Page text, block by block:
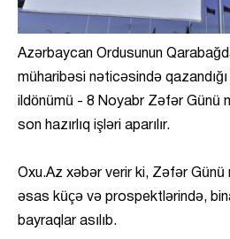
Azərbaycan Ordusunun
müharibəsi nəticəsində
ildönümü - 8 Noyabr Zəfər Günü
son hazırlıq işləri aparılır.
Oxu.Az xəbər verir ki, Zəfər Günü
əsas küçə və prospektlərində,
bayraqlar asılıb.